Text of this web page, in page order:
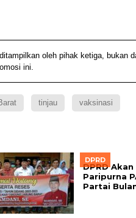
oleh pihak ketiga, bukan
ini.
tinjau vaksinasi
DPRD
DPRD Akan
Paripurna
Partai